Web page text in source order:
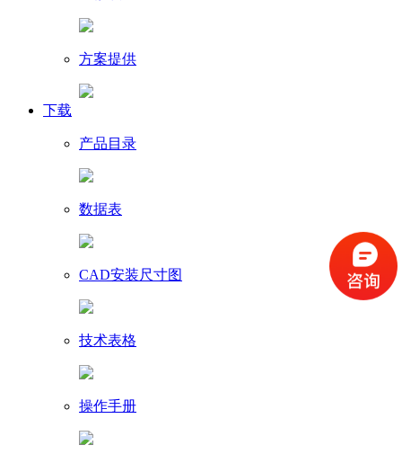
方案提供
下载
产品目录
数据表
CAD安装尺寸图
技术表格
操作手册